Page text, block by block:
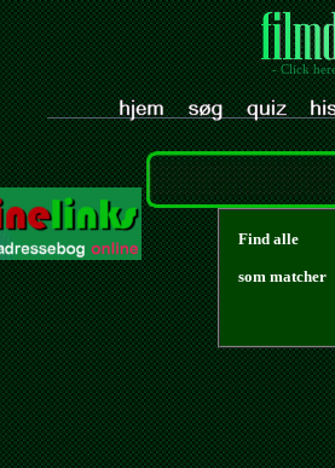
- Click
Find alle
som matcher